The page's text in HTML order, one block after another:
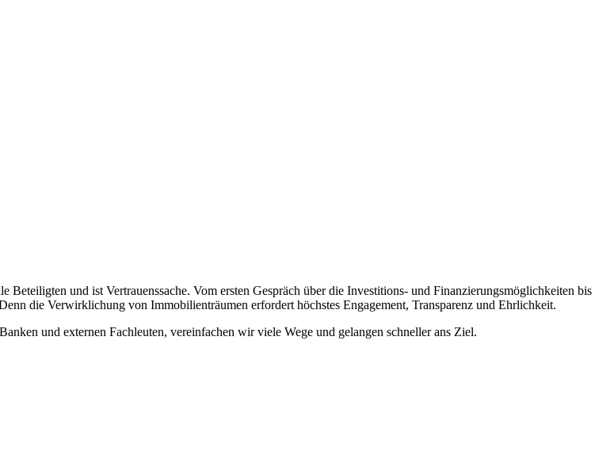
und ist Vertrauenssache. Vom ersten Gespräch über die Investitions- und Finanzierungsmöglichkeiten bis
die Verwirklichung von Immobilienträumen erfordert höchstes Engagement, Transparenz und Ehrlichkeit.
und externen Fachleuten, vereinfachen wir viele Wege und gelangen schneller ans Ziel.